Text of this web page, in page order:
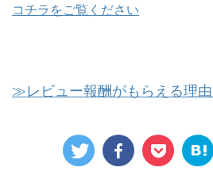
コチラをご覧ください
≫レビュー報酬がもらえる理